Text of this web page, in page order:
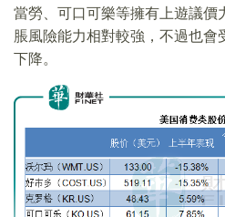
當勞、可口可樂等擁有上遊議價
脹風險能力相對較強，不過也
下降。